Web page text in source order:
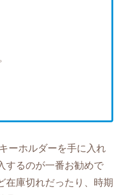
ーホルダーを手に入れ
するのが一番お勧めで
在庫切れだったり、時期